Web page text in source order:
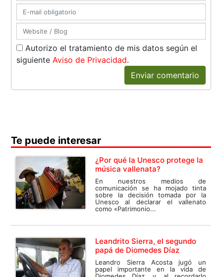
Autorizo el tratamiento de mis datos según el
siguiente Aviso de Privacidad.
Enviar comentario
Te puede interesar
¿Por qué la Unesco protege la
música vallenata?
En nuestros medios de
comunicación se ha mojado tinta
sobre la decisión tomada por la
Unesco al declarar el vallenato
como «Patrimonio...
Leandrito Sierra, el segundo
papá de Diomedes Díaz
Leandro Sierra Acosta jugó un
papel importante en la vida de